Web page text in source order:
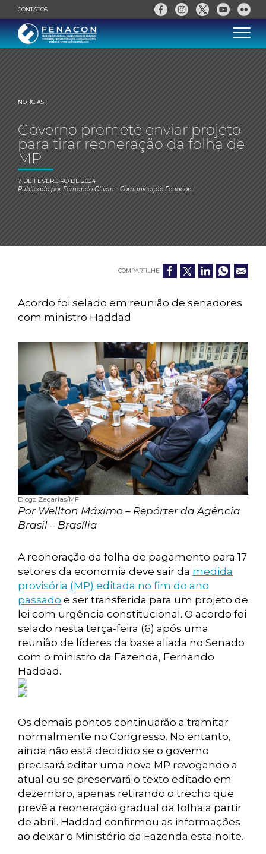
CONTATOS
NOTÍCIAS
Governo promete enviar projeto
para tirar reoneração da folha de
MP
7 DE FEVEREIRO DE 2024
Publicado porFernando Olivan- Comunicação Fenacon
COMPARTILHE
Acordo foi selado em reunião de senadores
com ministro Haddad
Diogo Zacarias/MF
Por Wellton Máximo – Repórter da Agência
Brasil – Brasília
A reoneração da folha de pagamento para 17
setores da economia deve sair da medida
provisória (MP) editada no fim do ano
passado e ser transferida para um projeto de
lei com urgência constitucional. O acordo foi
selado nesta terça-feira (6) após uma
reunião de líderes da base aliada no Senado
com o ministro da Fazenda, Fernando
Haddad.
Os demais pontos continuarão a tramitar
normalmente no Congresso. No entanto,
ainda não está decidido se o governo
precisará editar uma nova MP revogando a
atual ou se preservará o texto editado em
dezembro, apenas retirando o trecho que
prevê a reoneração gradual da folha a partir
de abril. Haddad confirmou as informações
ao deixar o Ministério da Fazenda esta noite.